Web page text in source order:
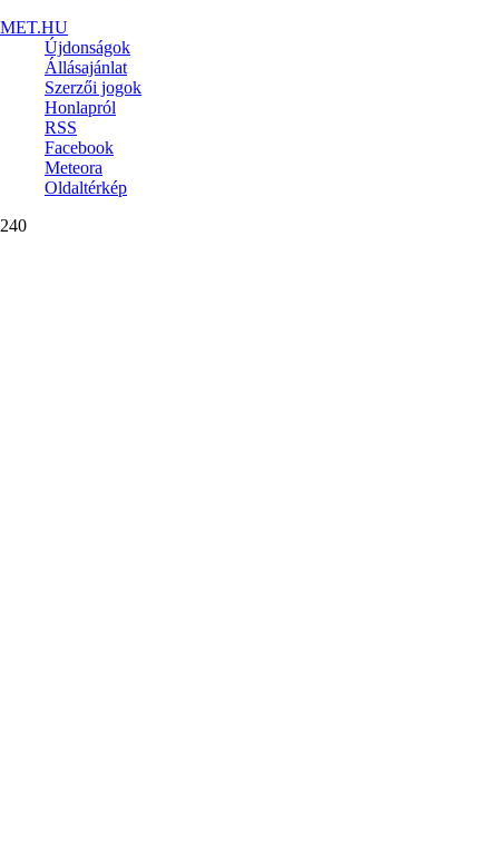
MET.HU
Újdonságok
Állásajánlat
Szerzői jogok
Honlapról
RSS
Facebook
Meteora
Oldaltérkép
240